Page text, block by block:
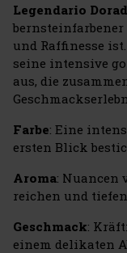
Legendario
und Raffinesse
seine intensive
aus, die
Farbe: Eine
ersten Blick
Aroma: Nuancen
reichen und
Geschmack:
einem delikaten